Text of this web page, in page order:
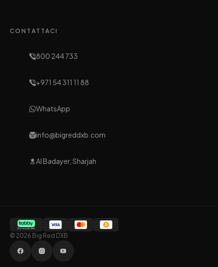
CONTATTACI
800 244 733
+971 54 311 11 88
WhatsApp
info@bigreddxb.com
Al Badayer, Sharjah
© 2026 Big Red DXB